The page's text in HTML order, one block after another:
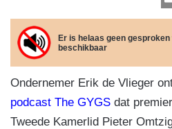
Er is helaas geen
beschikbaar
Ondernemer Erik de Vlieger
podcast The GYGS dat
Tweede Kamerlid Pieter